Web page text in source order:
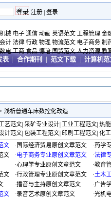
注册 登录
机械 电子 通信 动画 英语范文 工程管理 金
会计 法律 行政 物理 物流范文 电子商务 制
数电 工商 食品 德语 国贸范文 人力资源 教
表 合作期刊 范文下载 计算机范
浅析普通车床数控化改造
艺范文 采矿专业设计 工业工程范文 热
计范文 包装工程范文 印刷工程范文 化
文 · 国际经济贸易原创文章范文 ·药学
文 ·电子商务专业原创文章范文 ·法律
·心理学专业原创文章范文 ·教育
文 ·行政管理专业原创文章范文 ·土木
·播音与主持原创文章范文 ·广告
文 ·录音艺术原创文章范文 ·光机